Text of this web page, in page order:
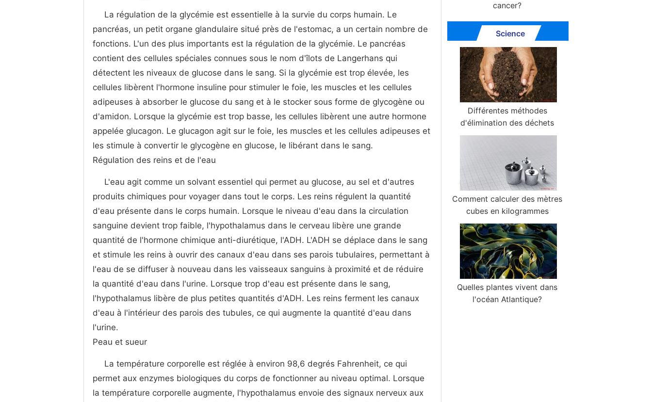
La régulation de la glycémie est essentielle à la survie du corps humain. Le
pancréas, un petit organe glandulaire situé près de l'estomac, a un certain nombre de
fonctions. L'un des plus importants est la régulation de la glycémie. Le pancréas
contient des cellules spéciales connues sous le nom d'îlots de Langerhans qui
détectent les niveaux de glucose dans le sang. Si la glycémie est trop élevée, les
cellules libèrent l'hormone insuline pour stimuler le foie, les muscles et les cellules
adipeuses à absorber le glucose du sang et à le stocker sous forme de glycogène ou
d'amidon. Lorsque la glycémie est trop basse, les cellules libèrent une autre hormone
appelée glucagon. Le glucagon agit sur le foie, les muscles et les cellules adipeuses et
les stimule à convertir le glycogène en glucose, le libérant dans le sang.
Régulation des reins et de l'eau
L'eau agit comme un solvant essentiel qui permet au glucose, au sel et d'autres
produits chimiques pour voyager dans tout le corps. Les reins régulent la quantité
d'eau présente dans le corps humain. Lorsque le niveau d'eau dans la circulation
sanguine devient trop faible, l'hypothalamus dans le cerveau libère une grande
quantité de l'hormone chimique anti-diurétique, l'ADH. L'ADH se déplace dans le sang
et stimule les reins à ouvrir des canaux d'eau dans ses parois tubulaires, permettant à
l'eau de se diffuser à nouveau dans les vaisseaux sanguins à proximité et de réduire
la quantité d'eau dans l'urine. Lorsque trop d'eau est présente dans le sang,
l'hypothalamus libère de plus petites quantités d'ADH. Les reins ferment les canaux
d'eau à l'intérieur des parois des tubules, ce qui augmente la quantité d'eau dans
l'urine.
Peau et sueur
La température corporelle est réglée à environ 98,6 degrés Fahrenheit, ce qui
permet aux enzymes biologiques du corps de fonctionner au niveau optimal. Lorsque
la température corporelle augmente, l'hypothalamus envoie des signaux nerveux aux
cancer?
Science
Différentes méthodes
d'élimination des déchets
Comment calculer des mètres
cubes en kilogrammes
Quelles plantes vivent dans
l'océan Atlantique?